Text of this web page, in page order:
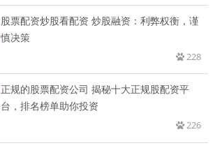
股票配资炒股看配资 炒股融资：利弊权衡，谨
慎决策
228
正规的股票配资公司 揭秘十大正规股配资平
台，排名榜单助你投资
226